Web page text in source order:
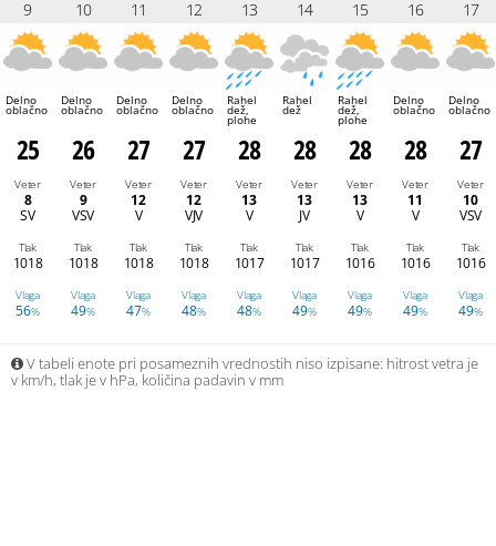
9 10 11 12 13 14 15 16 17
Delno
oblačno
Delno
oblačno
Delno
oblačno
Delno
oblačno
Rahel
dež,
plohe
Rahel
dež
Rahel
dež,
plohe
Delno
oblačno
Delno
oblačno
25 26 27 27 28 28 28 28 27
Veter
8
SV
Veter
9
VSV
Veter
12
V
Veter
12
VJV
Veter
13
V
Veter
13
JV
Veter
13
V
Veter
11
V
Veter
10
VSV
Tlak
1018
Tlak
1018
Tlak
1018
Tlak
1018
Tlak
1017
Tlak
1017
Tlak
1016
Tlak
1016
Tlak
1016
Vlaga
56%
Vlaga
49%
Vlaga
47%
Vlaga
48%
Vlaga
48%
Vlaga
49%
Vlaga
49%
Vlaga
49%
Vlaga
49%
V tabeli enote pri posameznih vrednostih niso izpisane: hitrost vetra je
v km/h, tlak je v hPa, količina padavin v mm